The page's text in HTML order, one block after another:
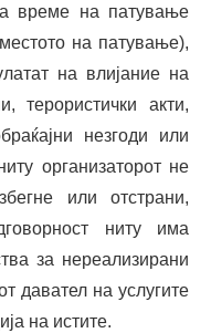
време на патување
на патување),
на влијание на
терористички акти,
незгоди или
организаторот не
или отстрани,
ниту има
за нереализирани
давател на услугите
на истите.